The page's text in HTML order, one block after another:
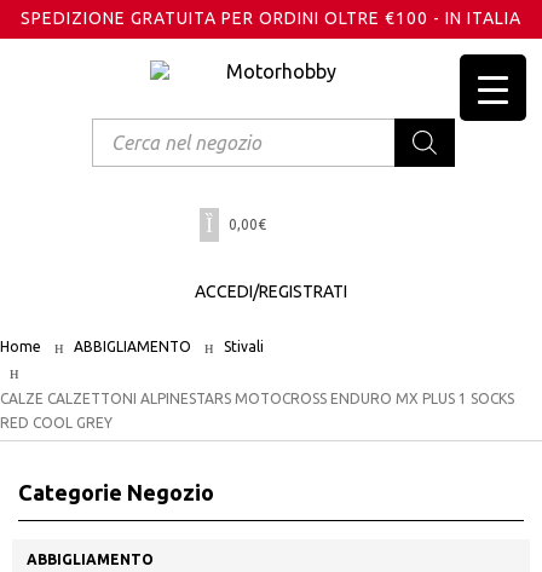
SPEDIZIONE GRATUITA PER ORDINI OLTRE €100 - IN ITALIA
search
0,00€
ACCEDI/REGISTRATI
Home ABBIGLIAMENTO Stivali
CALZE CALZETTONI ALPINESTARS MOTOCROSS ENDURO MX PLUS 1 SOCKS
RED COOL GREY
Categorie Negozio
ABBIGLIAMENTO